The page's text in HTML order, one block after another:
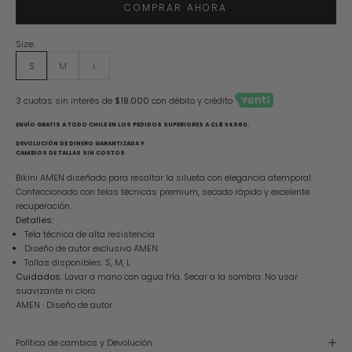
COMPRAR AHORA
Size:
S
M L
3 cuotas sin interés de $18.000 con débito y crédito
ENVÍO GRATIS A TODO CHILE EN LOS PEDIDOS SUPERIORES A CL$ 98.560.
DEVOLUCIÓN DE DINERO GARANTIZADA Y
CAMBIOS DE TALLAS SIN COSTOS
Bikini AMEN diseñado para resaltar la silueta con elegancia atemporal.
Confeccionado con telas técnicas premium, secado rápido y excelente
recuperación.
Detalles:
Tela técnica de alta resistencia
Diseño de autor exclusivo AMEN
Tallas disponibles: S, M, L
Cuidados: Lavar a mano con agua fría. Secar a la sombra. No usar
suavizante ni cloro.
AMEN · Diseño de autor.
Política de cambios y Devolución